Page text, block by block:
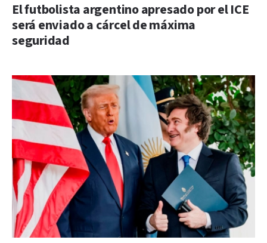
El futbolista argentino apresado por el ICE
será enviado a cárcel de máxima
seguridad